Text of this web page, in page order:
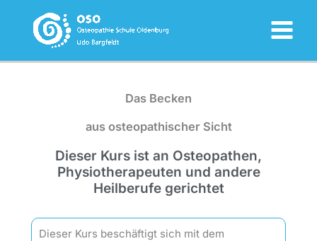
springen
Das Becken
aus osteopathischer Sicht
Dieser Kurs ist an Osteopathen,
Physiotherapeuten und andere
Heilberufe gerichtet
Dieser Kurs beschäftigt sich mit dem